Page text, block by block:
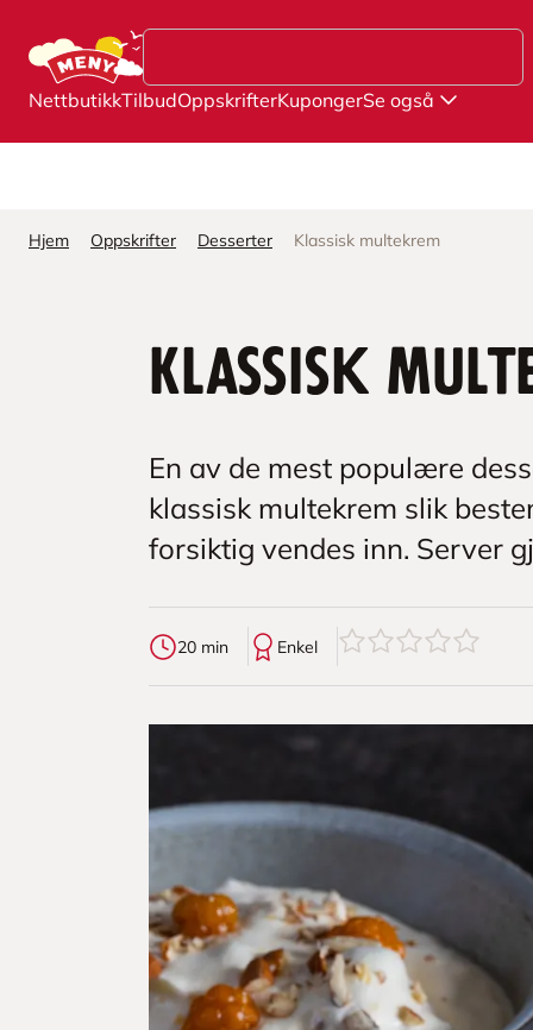
NettbutikkTilbudOppskrifterKupongerSe også
Hjem Oppskrifter Desserter Klassisk multekrem
Klassisk
En av de mest populære
klassisk multekrem slik
forsiktig vendes inn. Server
20 min Enkel 0av5stjerner